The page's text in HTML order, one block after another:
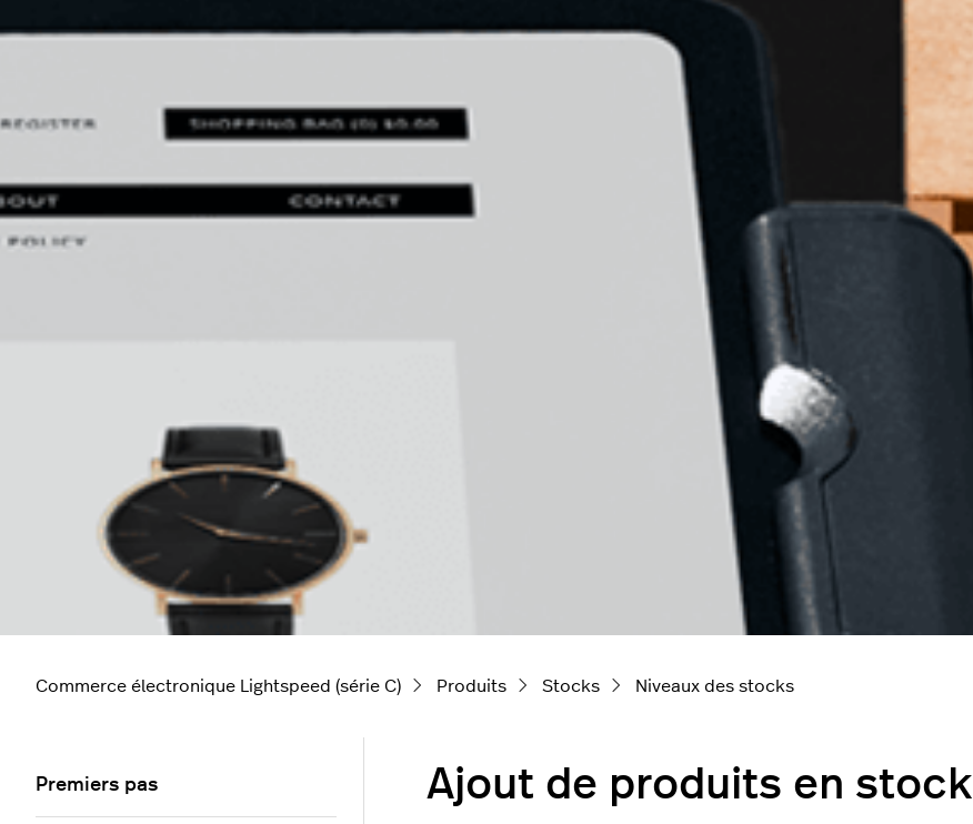
Commerce électronique Lightspeed (série C) Produits Stocks Niveaux des stocks
Ajout de produits en stock
Premiers pas